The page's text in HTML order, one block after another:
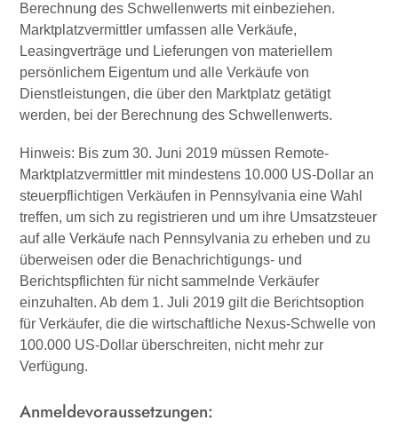
Berechnung des Schwellenwerts mit einbeziehen.
Marktplatzvermittler umfassen alle Verkäufe,
Leasingverträge und Lieferungen von materiellem
persönlichem Eigentum und alle Verkäufe von
Dienstleistungen, die über den Marktplatz getätigt
werden, bei der Berechnung des Schwellenwerts.
Hinweis: Bis zum 30. Juni 2019 müssen Remote-
Marktplatzvermittler mit mindestens 10.000 US-Dollar an
steuerpflichtigen Verkäufen in Pennsylvania eine Wahl
treffen, um sich zu registrieren und um ihre Umsatzsteuer
auf alle Verkäufe nach Pennsylvania zu erheben und zu
überweisen oder die Benachrichtigungs- und
Berichtspflichten für nicht sammelnde Verkäufer
einzuhalten. Ab dem 1. Juli 2019 gilt die Berichtsoption
für Verkäufer, die die wirtschaftliche Nexus-Schwelle von
100.000 US-Dollar überschreiten, nicht mehr zur
Verfügung.
Anmeldevoraussetzungen: